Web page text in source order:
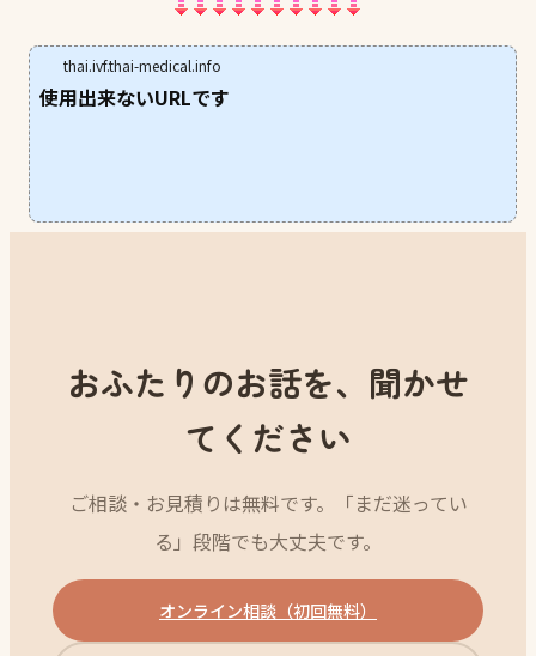
thai.ivf.thai-medical.info
使用出来ないURLです
おふたりのお話を、聞かせ
てください
ご相談・お見積りは無料です。「まだ迷ってい
る」段階でも大丈夫です。
オンライン相談（初回無料）